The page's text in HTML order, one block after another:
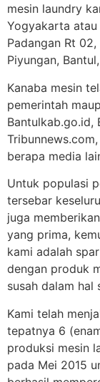
mesin laundry
Yogyakarta
Padangan Rt
Piyungan,
Kanaba mesin
pemerintah
Bantulkab.go.id,
berapa media
Untuk populasi
tersebar
juga
yang prima,
kami adalah
dengan produk
susah dalam hal
Kami telah
tepatnya 6
produksi mesin
pada Mei 2015